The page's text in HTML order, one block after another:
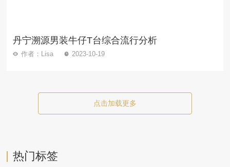
丹宁溯源男装牛仔T台综合流行分析
作者：Lisa 2023-10-19
点击加载更多
热门标签